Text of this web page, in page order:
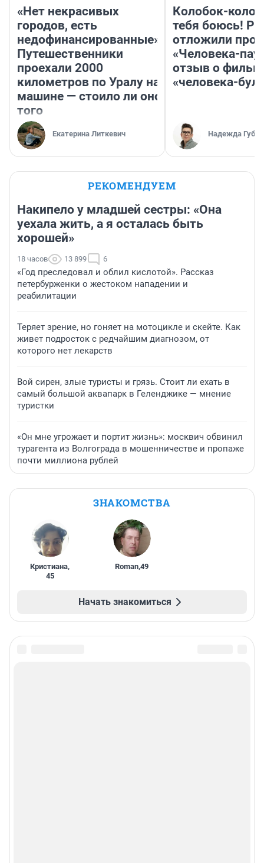
«Нет некрасивых
городов, есть
недофинансированные».
Путешественники
проехали 2000
километров по Уралу на
машине — стоило ли оно
того
Екатерина Литкевич
Колобок-
тебя боюсь!
отложили
«Человека-
отзыв о
«человека-
Надежда
РЕКОМЕНДУЕМ
Накипело у младшей сестры: «Она
уехала жить, а я осталась быть
хорошей»
18 часов 13 899 6
«Год преследовал и облил кислотой». Рассказ
петербурженки о жестоком нападении и
реабилитации
Теряет зрение, но гоняет на мотоцикле и скейте. Как
живет подросток с редчайшим диагнозом, от
которого нет лекарств
Вой сирен, злые туристы и грязь. Стоит ли ехать в
самый большой аквапарк в Геленджике — мнение
туристки
«Он мне угрожает и портит жизнь»: москвич обвинил
турагента из Волгограда в мошенничестве и пропаже
почти миллиона рублей
ЗНАКОМСТВА
Кристиана,
45
Roman,49
Начать знакомиться